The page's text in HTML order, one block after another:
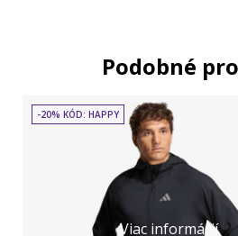
Podobné
Viac informácií
-20% KÓD: HAPPY